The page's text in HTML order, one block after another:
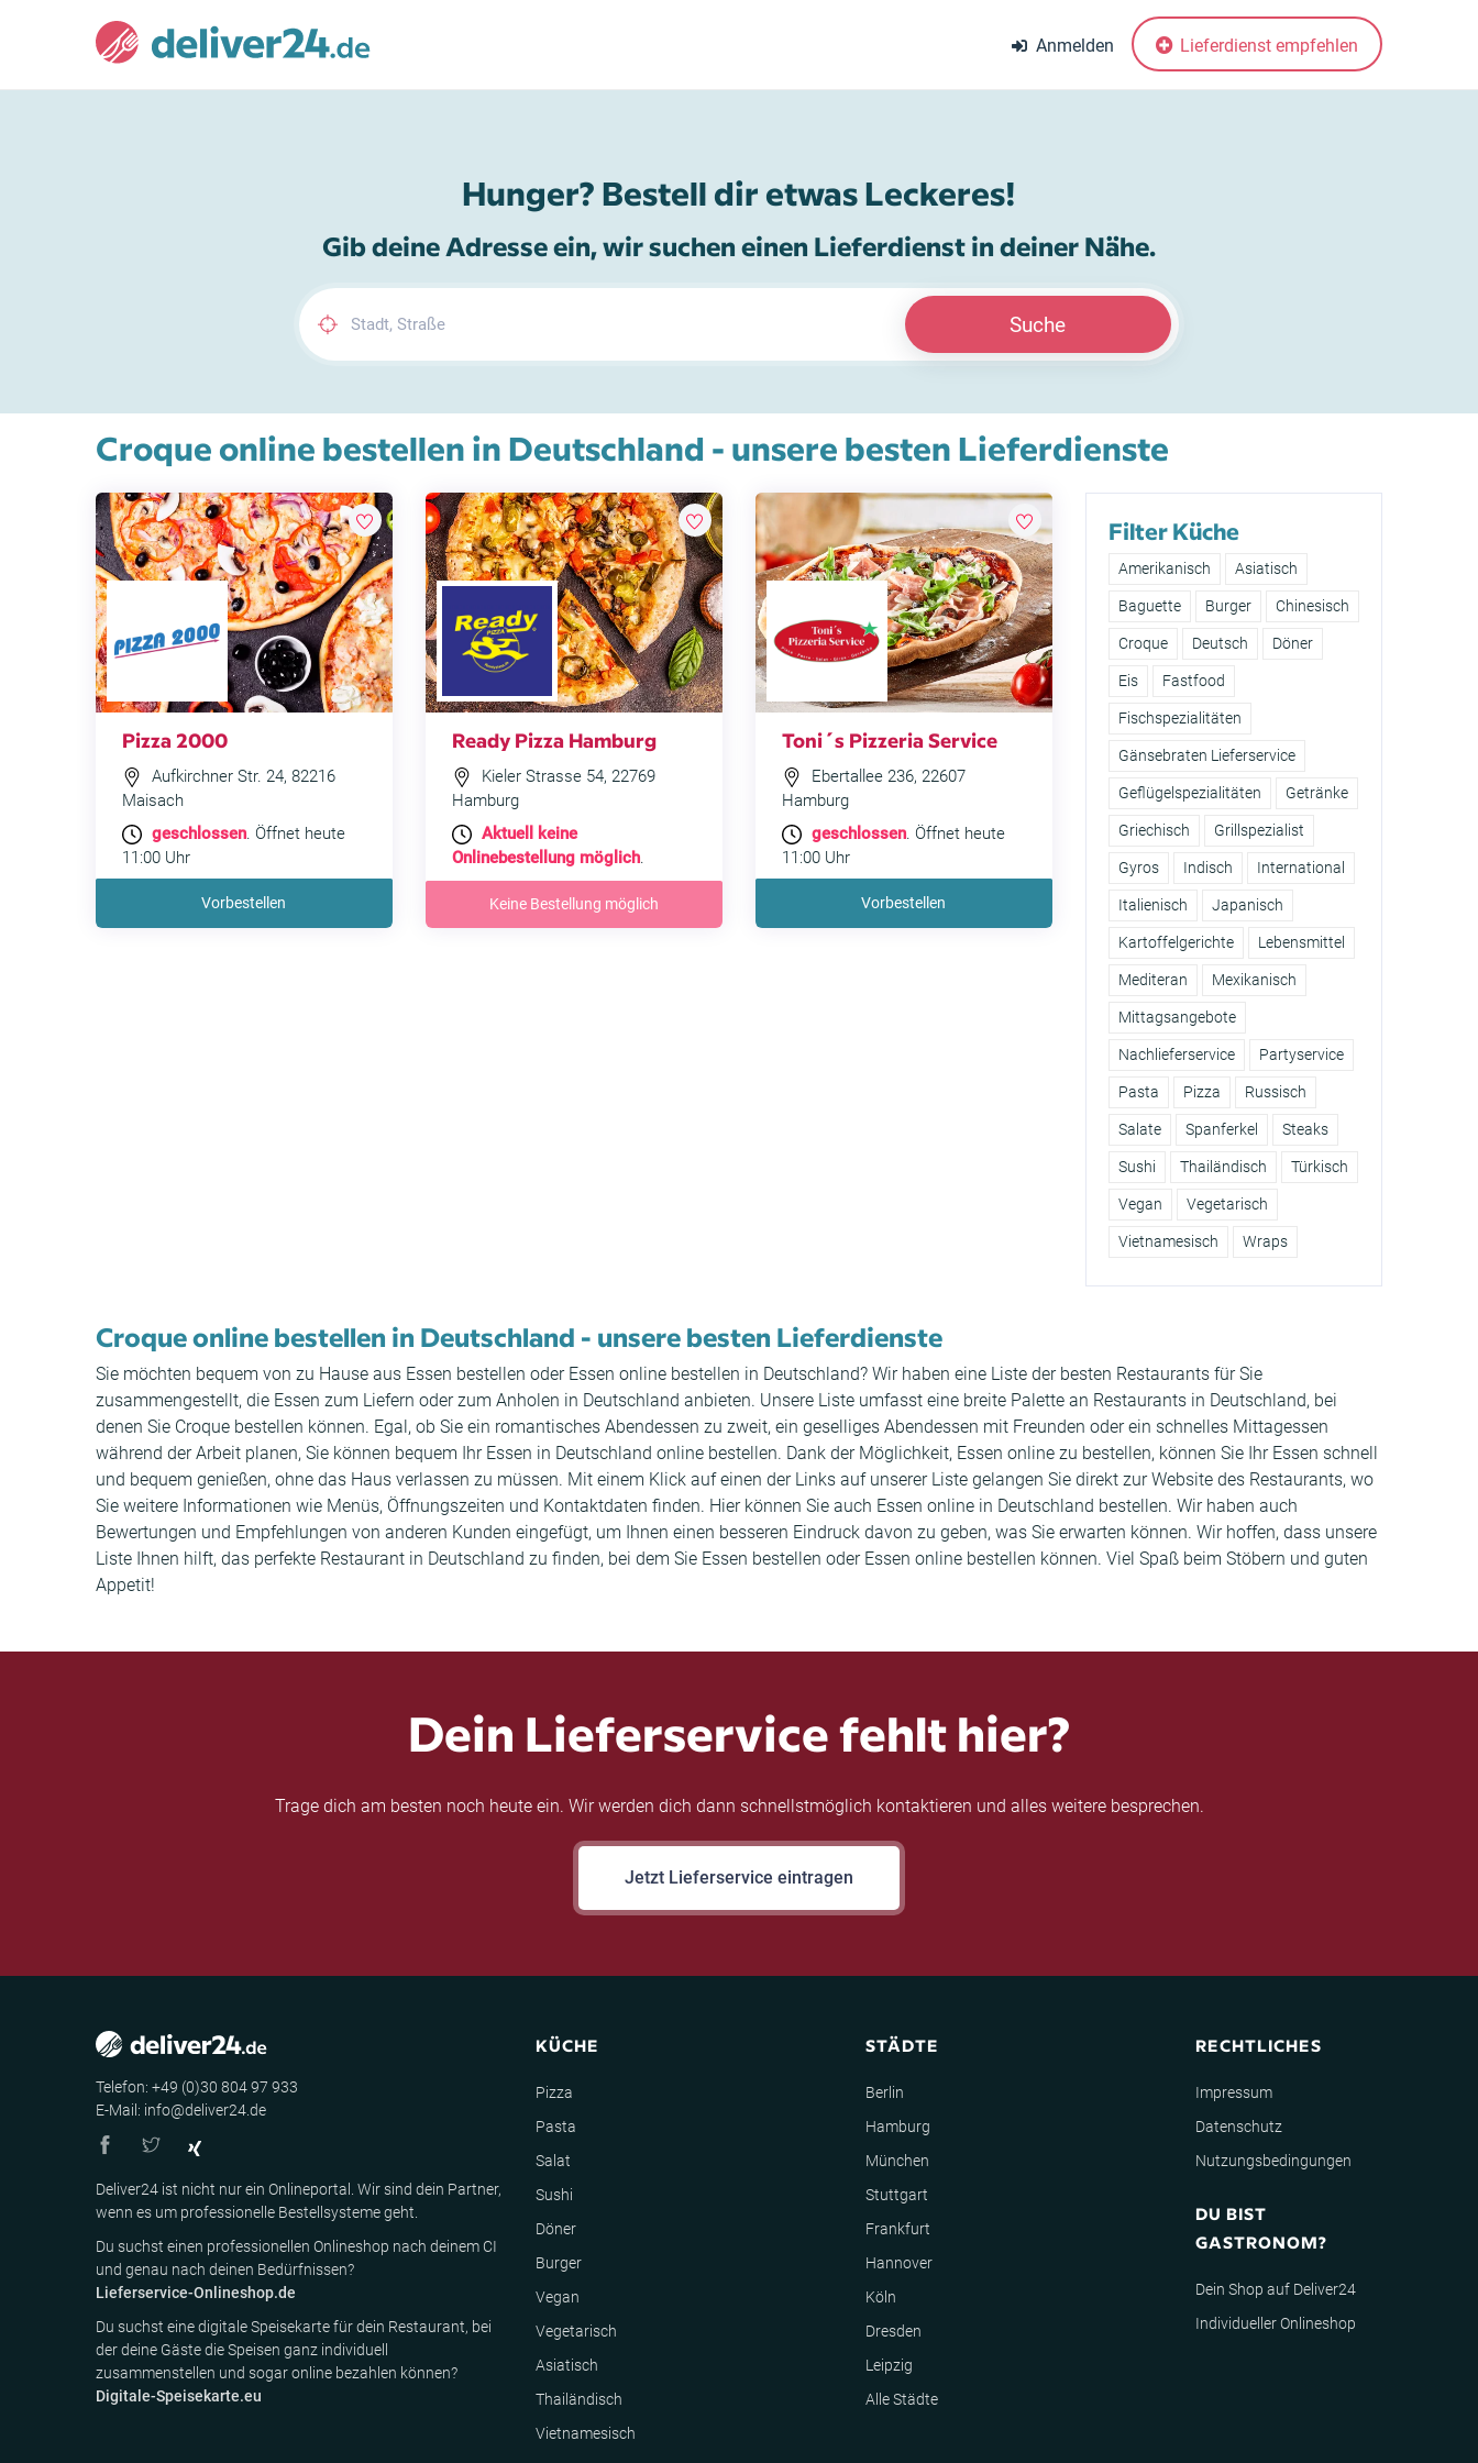
Anmelden Lieferdienst empfehlen
Hunger? Bestell dir etwas Leckeres!
Gib deine Adresse ein, wir suchen einen Lieferdienst in deiner Nähe.
Suche
Croque online bestellen in Deutschland - unsere besten Lieferdienste
Pizza 2000
Aufkirchner Str. 24, 82216
Maisach
geschlossen. Öffnet heute
11:00 Uhr
Vorbestellen
Ready Pizza Hamburg
Kieler Strasse 54, 22769
Hamburg
Aktuell keine
Onlinebestellung möglich.
Keine Bestellung möglich
Toni´s Pizzeria Service
Ebertallee 236, 22607
Hamburg
geschlossen. Öffnet heute
11:00 Uhr
Vorbestellen
Filter Küche
Amerikanisch Asiatisch
Baguette Burger Chinesisch
Croque Deutsch Döner
Eis Fastfood
Fischspezialitäten
Gänsebraten Lieferservice
Geflügelspezialitäten Getränke
Griechisch Grillspezialist
Gyros Indisch International
Italienisch Japanisch
Kartoffelgerichte Lebensmittel
Mediteran Mexikanisch
Mittagsangebote
Nachlieferservice Partyservice
Pasta Pizza Russisch
Salate Spanferkel Steaks
Sushi Thailändisch Türkisch
Vegan Vegetarisch
Vietnamesisch Wraps
Croque online bestellen in Deutschland - unsere besten Lieferdienste
Sie möchten bequem von zu Hause aus Essen bestellen oder Essen online bestellen in Deutschland? Wir haben eine Liste der besten Restaurants für Sie
zusammengestellt, die Essen zum Liefern oder zum Anholen in Deutschland anbieten. Unsere Liste umfasst eine breite Palette an Restaurants in Deutschland, bei
denen Sie Croque bestellen können. Egal, ob Sie ein romantisches Abendessen zu zweit, ein geselliges Abendessen mit Freunden oder ein schnelles Mittagessen
während der Arbeit planen, Sie können bequem Ihr Essen in Deutschland online bestellen. Dank der Möglichkeit, Essen online zu bestellen, können Sie Ihr Essen schnell
und bequem genießen, ohne das Haus verlassen zu müssen. Mit einem Klick auf einen der Links auf unserer Liste gelangen Sie direkt zur Website des Restaurants, wo
Sie weitere Informationen wie Menüs, Öffnungszeiten und Kontaktdaten finden. Hier können Sie auch Essen online in Deutschland bestellen. Wir haben auch
Bewertungen und Empfehlungen von anderen Kunden eingefügt, um Ihnen einen besseren Eindruck davon zu geben, was Sie erwarten können. Wir hoffen, dass unsere
Liste Ihnen hilft, das perfekte Restaurant in Deutschland zu finden, bei dem Sie Essen bestellen oder Essen online bestellen können. Viel Spaß beim Stöbern und guten
Appetit!
Dein Lieferservice fehlt hier?
Trage dich am besten noch heute ein. Wir werden dich dann schnellstmöglich kontaktieren und alles weitere besprechen.
Jetzt Lieferservice eintragen
Telefon: +49 (0)30 804 97 933
E-Mail: info@deliver24.de
Deliver24 ist nicht nur ein Onlineportal. Wir sind dein Partner,
wenn es um professionelle Bestellsysteme geht.
Du suchst einen professionellen Onlineshop nach deinem CI
und genau nach deinen Bedürfnissen?
Lieferservice-Onlineshop.de
Du suchst eine digitale Speisekarte für dein Restaurant, bei
der deine Gäste die Speisen ganz individuell
zusammenstellen und sogar online bezahlen können?
Digitale-Speisekarte.eu
KÜCHE
Pizza
Pasta
Salat
Sushi
Döner
Burger
Vegan
Vegetarisch
Asiatisch
Thailändisch
Vietnamesisch
STÄDTE
Berlin
Hamburg
München
Stuttgart
Frankfurt
Hannover
Köln
Dresden
Leipzig
Alle Städte
RECHTLICHES
Impressum
Datenschutz
Nutzungsbedingungen
DU BIST
GASTRONOM?
Dein Shop auf Deliver24
Individueller Onlineshop